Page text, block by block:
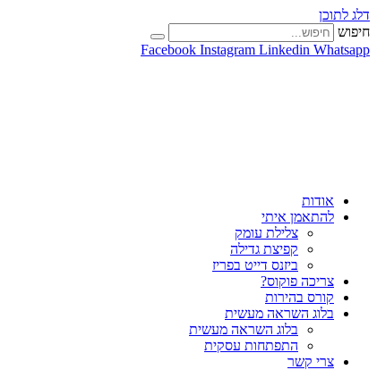
דלג לתוכן
חיפוש
Facebook Instagram Linkedin Whatsapp
אודות
להתאמן איתי
צלילת עומק
קפיצת גדילה
ביזנס דייט בפריז
צריכה פוקוס?
קורס בהירות
בלוג השראה מעשית
בלוג השראה מעשית
התפתחות עסקית
צרי קשר